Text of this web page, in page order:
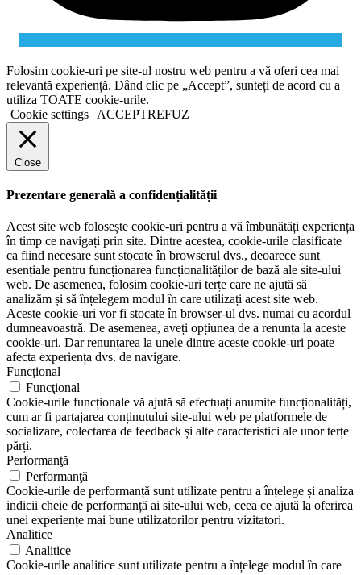
Folosim cookie-uri pe site-ul nostru web pentru a vă oferi cea mai
relevantă experiență. Dând clic pe „Accept”, sunteți de acord cu a
utiliza TOATE cookie-urile.
Cookie settings
ACCEPTREFUZ
Close
Prezentare generală a confidențialității
Acest site web folosește cookie-uri pentru a vă îmbunătăți experiența
în timp ce navigați prin site. Dintre acestea, cookie-urile clasificate
ca fiind necesare sunt stocate în browserul dvs., deoarece sunt
esențiale pentru funcționarea funcționalităților de bază ale site-ului
web. De asemenea, folosim cookie-uri terțe care ne ajută să
analizăm și să înțelegem modul în care utilizați acest site web.
Aceste cookie-uri vor fi stocate în browser-ul dvs. numai cu acordul
dumneavoastră. De asemenea, aveți opțiunea de a renunța la aceste
cookie-uri. Dar renunțarea la unele dintre aceste cookie-uri poate
afecta experiența dvs. de navigare.
Funcţional
Funcţional
Cookie-urile funcționale vă ajută să efectuați anumite funcționalități,
cum ar fi partajarea conținutului site-ului web pe platformele de
socializare, colectarea de feedback și alte caracteristici ale unor terțe
părți.
Performanţă
Performanţă
Cookie-urile de performanță sunt utilizate pentru a înțelege și analiza
indicii cheie de performanță ai site-ului web, ceea ce ajută la oferirea
unei experiențe mai bune utilizatorilor pentru vizitatori.
Analitice
Analitice
Cookie-urile analitice sunt utilizate pentru a înțelege modul în care